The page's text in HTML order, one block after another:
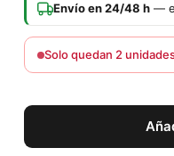
Envío en 24/48 h —
Solo quedan 2